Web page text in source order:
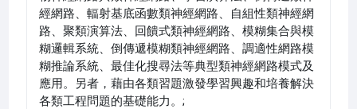
經網路、輻射基底函數類神經網路、自組性類神經網
路、聚類演算法、回饋式類神經網路、模糊集合與模
糊邏輯系統、倒傳遞模糊類神經網路、調適性網路模
糊推論系統、最佳化搜尋法等典型類神經網路模式及
應用。另者，藉由各類習題激發學習興趣和培養解決
各類工程問題的基礎能力。;